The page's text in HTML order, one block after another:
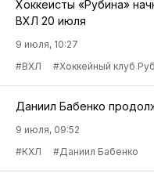
Хоккеисты «Рубина»
ВХЛ 20 июля
9 июля, 10:27
#ВХЛ
#Хоккейный клуб
Даниил Бабенко
9 июля, 09:52
#КХЛ
#Даниил Бабенко